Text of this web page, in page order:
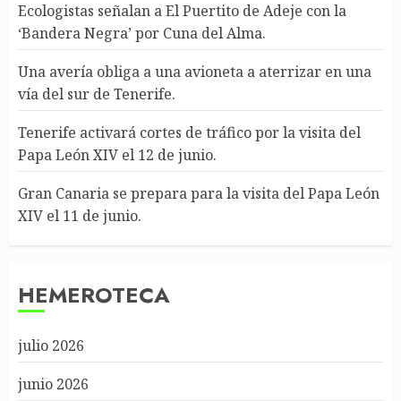
Ecologistas señalan a El Puertito de Adeje con la
‘Bandera Negra’ por Cuna del Alma.
Una avería obliga a una avioneta a aterrizar en una
vía del sur de Tenerife.
Tenerife activará cortes de tráfico por la visita del
Papa León XIV el 12 de junio.
Gran Canaria se prepara para la visita del Papa León
XIV el 11 de junio.
HEMEROTECA
julio 2026
junio 2026